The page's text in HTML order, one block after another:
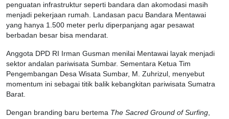
penguatan infrastruktur seperti bandara dan akomodasi masih
menjadi pekerjaan rumah. Landasan pacu Bandara Mentawai
yang hanya 1.500 meter perlu diperpanjang agar pesawat
berbadan besar bisa mendarat.
Anggota DPD RI Irman Gusman menilai Mentawai layak menjadi
sektor andalan pariwisata Sumbar. Sementara Ketua Tim
Pengembangan Desa Wisata Sumbar, M. Zuhrizul, menyebut
momentum ini sebagai titik balik kebangkitan pariwisata Sumatra
Barat.
Dengan branding baru bertema The Sacred Ground of Surfing